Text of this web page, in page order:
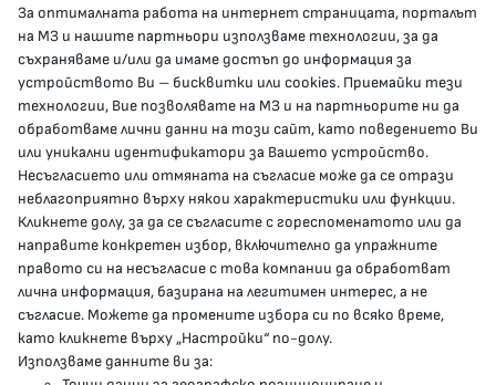
КОНТАКТИ
гр.София, 1000, пл. „Света Неделя“ №5
delovodstvo@mh.government.bg
presscenter@mh.government.bg
МЗ В СОЦИАЛНИТЕ МРЕЖИ
Facebook страница
Instragram профил
За оптималната работа на интернет страницата, порталът
на МЗ и нашите партньори използваме технологии, за да
съхраняваме и/или да имаме достъп до информация за
устройството Ви – бисквитки или cookies. Приемайки тези
технологии, Вие позволявате на МЗ и на партньорите ни да
обработваме лични данни на този сайт, като поведението Ви
или уникални идентификатори за Вашето устройство.
Несъгласието или отмяната на съгласие може да се отрази
неблагоприятно върху някои характеристики или функции.
Кликнете долу, за да се съгласите с гореспоменатото или да
направите конкретен избор, включително да упражните
правото си на несъгласие с това компании да обработват
лична информация, базирана на легитимен интерес, а не
съгласие. Можете да промените избора си по всяко време,
като кликнете върху „Настройки“ по-долу.
Използваме данните ви за: